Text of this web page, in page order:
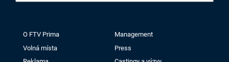
O FTV Prima
Management
Volná místa
Press